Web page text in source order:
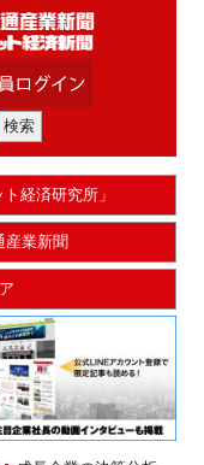
経済研究所」
産業新聞